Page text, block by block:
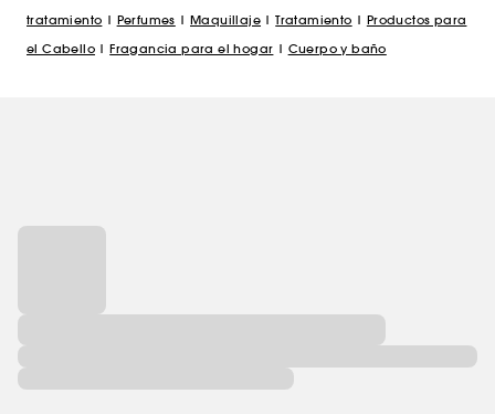
tratamiento | Perfumes |Maquillaje |Tratamiento | Productos para
el Cabello |Fragancia para el hogar | Cuerpo y baño